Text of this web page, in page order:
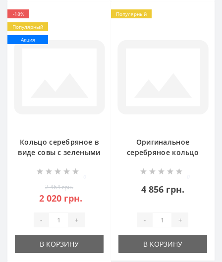
-18%
Популярный
Акция
Кольцо серебряное в
виде совы с зелеными
2 464 грн.
2 020 грн.
- +
В КОРЗИНУ
Популярный
Оригинальное
серебряное кольцо
4 856 грн.
- +
В КОРЗИНУ